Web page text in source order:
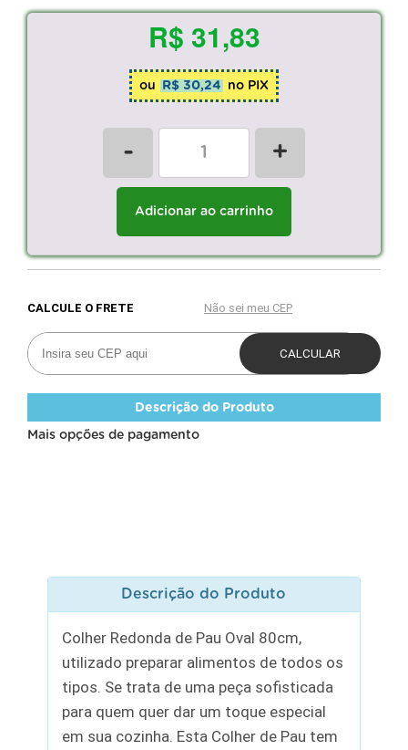
R$ 31,83
ou R$ 30,24 no PIX
- +
Adicionar ao carrinho
Descrição do Produto
Mais opções de pagamento
Descrição do Produto
Colher Redonda de Pau Oval 80cm,
utilizado preparar alimentos de todos os
tipos. Se trata de uma peça sofisticada
para quem quer dar um toque especial
em sua cozinha. Esta Colher de Pau tem